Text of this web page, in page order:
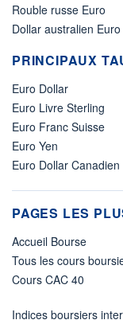
Rouble russe Euro
Dollar australien Euro
PRINCIPAUX
Euro Dollar
Euro Livre Sterling
Euro Franc Suisse
Euro Yen
Euro Dollar Canadien
PAGES LES
Accueil Bourse
Tous les cours
Cours CAC 40
Indices boursiers